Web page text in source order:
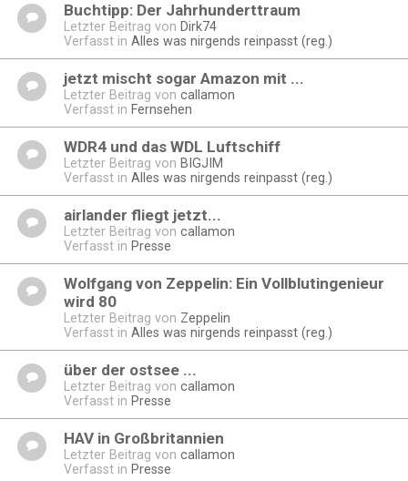
Buchtipp: Der Jahrhunderttraum
Letzter Beitrag von Dirk74
Verfasst in Alles was nirgends reinpasst (reg.)
jetzt mischt sogar Amazon mit ...
Letzter Beitrag von callamon
Verfasst in Fernsehen
WDR4 und das WDL Luftschiff
Letzter Beitrag von BIGJIM
Verfasst in Alles was nirgends reinpasst (reg.)
airlander fliegt jetzt...
Letzter Beitrag von callamon
Verfasst in Presse
Wolfgang von Zeppelin: Ein Vollblutingenieur
wird 80
Letzter Beitrag von Zeppelin
Verfasst in Alles was nirgends reinpasst (reg.)
über der ostsee ...
Letzter Beitrag von callamon
Verfasst in Presse
HAV in Großbritannien
Letzter Beitrag von callamon
Verfasst in Presse